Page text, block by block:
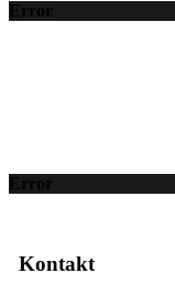
Error
Error
Kontakt